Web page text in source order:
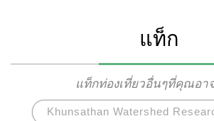
ขนบธรรมเนียมประเพณีที่งดงาม โดย
ประเพณี”ตักบาตรข้าวเหนียว”อันขึ้น
รับการยกย่องว่าเป็นเมืองที่ได้รับการ
ที่สุดในเอเชียตะวันออกเฉียงใต้ เหตุ
แท็ก
แท็กท่องเที่ยวอื่นๆที่คุณอา
Khunsathan Watershed